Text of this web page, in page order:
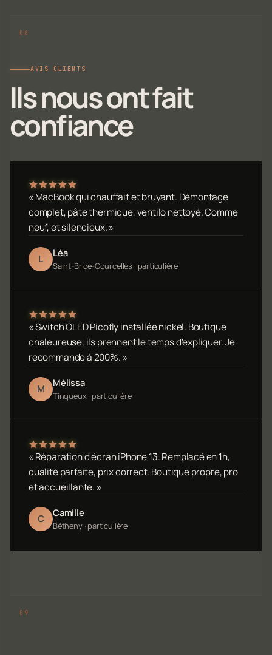
AVIS CLIENTS
Ils nous ont fait
confiance
« MacBook qui chauffait et bruyant. Démontage
complet, pâte thermique, ventilo nettoyé. Comme
neuf, et silencieux. »
L Léa
Saint-Brice-Courcelles · particulière
« Switch OLED Picofly installée nickel. Boutique
chaleureuse, ils prennent le temps d'expliquer. Je
recommande à 200%. »
M Mélissa
Tinqueux · particulière
« Réparation d'écran iPhone 13. Remplacé en 1h,
qualité parfaite, prix correct. Boutique propre, pro
et accueillante. »
C Camille
Bétheny · particulière